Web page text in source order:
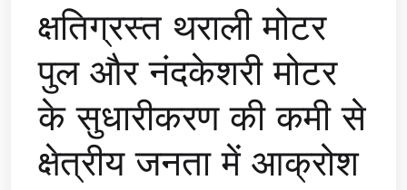
क्षतिग्रस्त थराली मोटर
पुल और नंदकेशरी मोटर
के सुधारीकरण की कमी से
क्षेत्रीय जनता में आक्रोश